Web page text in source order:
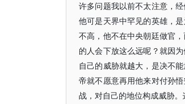
许多问题我以前不太注意，
他可是天界中罕见的英雄，
不高，他不在中央朝廷做官
的人会下放这么远呢？就因
自己的威胁就越大，是决不
帝就不愿意再用他来对付孙
战，对自己的地位构成威胁。